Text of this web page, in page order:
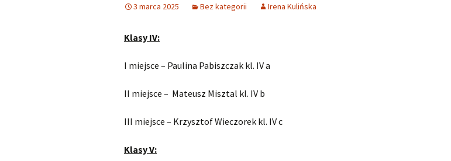
3 marca 2025 Bez kategorii Irena Kulińska
Klasy IV:
I miejsce – Paulina Pabiszczak kl. IV a
II miejsce – Mateusz Misztal kl. IV b
III miejsce – Krzysztof Wieczorek kl. IV c
Klasy V: